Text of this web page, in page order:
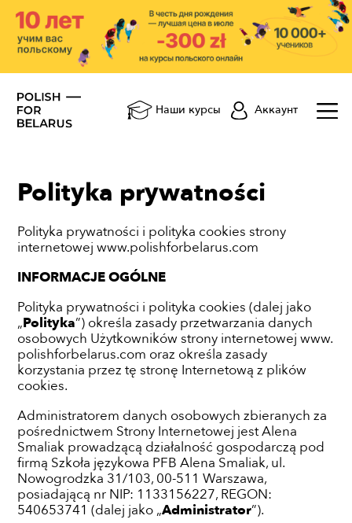
Наши курсы Аккаунт
Polityka prywatności
Polityka prywatności i polityka cookies strony
internetowej www.polishforbelarus.com
INFORMACJE OGÓLNE
Polityka prywatności i polityka cookies (dalej jako
„Polityka”) określa zasady przetwarzania danych
osobowych Użytkowników strony internetowej www.
polishforbelarus.com oraz określa zasady
korzystania przez tę stronę Internetową z plików
cookies.
Administratorem danych osobowych zbieranych za
pośrednictwem Strony Internetowej jest Alena
Smaliak prowadzącą działalność gospodarczą pod
firmą Szkoła językowa PFB Alena Smaliak, ul.
Nowogrodzka 31/103, 00-511 Warszawa,
posiadającą nr NIP: 1133156227, REGON:
540653741 (dalej jako „Administrator”).